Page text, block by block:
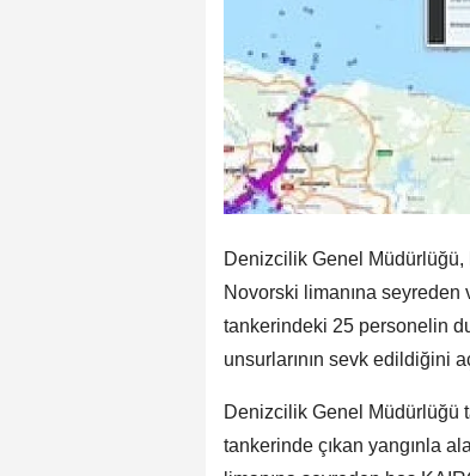
Denizcilik Genel Müdürlüğü,
Novorski limanına seyreden
tankerindeki 25 personelin
unsurlarının sevk edildiğini
Denizcilik Genel Müdürlüğü
tankerinde çıkan yangınla